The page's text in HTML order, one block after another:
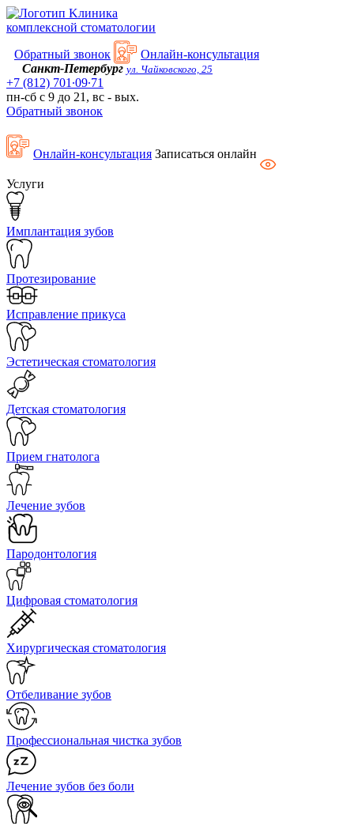
Kлиника
комплексной стоматологии
Обратный звонок
Онлайн-консультация
Санкт-Петербург ул. Чайковского, 25
+7 (812) 701∙09∙71
пн-сб с 9 до 21, вс - вых.
Обратный звонок
Онлайн-консультация Записаться онлайн
Услуги
Имплантация зубов
Протезирование
Исправление прикуса
Эстетическая стоматология
Детская стоматология
Прием гнатолога
Лечение зубов
Пародонтология
Цифровая стоматология
Хирургическая стоматология
Отбеливание зубов
Профессиональная чистка зубов
Лечение зубов без боли